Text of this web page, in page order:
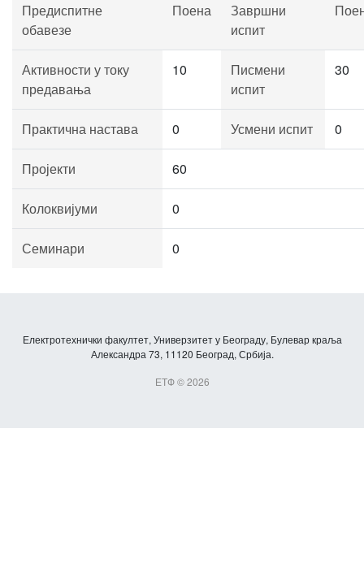
Предиспитне
обавезе
Поена
Завршни
испит
Активности у току
предавања
10
Писмени
испит
30
Практична настава 0 Усмени испит 0
Пројекти 60
Колоквијуми 0
Семинари 0
Електротехнички факултет, Универзитет у Београду, Булевар краља
Александра 73, 11120 Београд, Србија.
ЕТФ © 2026